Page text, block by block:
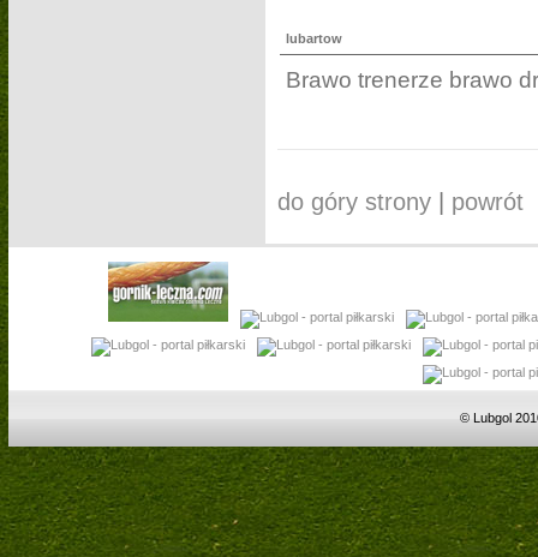
lubartow
Brawo trenerze brawo
do góry strony| powrót
© Lubgol